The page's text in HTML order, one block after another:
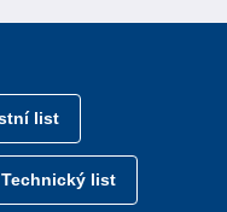
list
Technický list